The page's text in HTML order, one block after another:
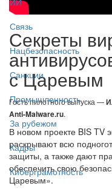
Связь
Нацбезопасность
Санкции
Промышленность
За рубежом
Кадры
Киберграмотность
Секреты
с Царевым
Гость пилотного выпуска —
Anti-Malware.ru.
В новом проекте BIS TV
раскрывают всю
защиты, а также дают
обеспечить свою
Царевым».